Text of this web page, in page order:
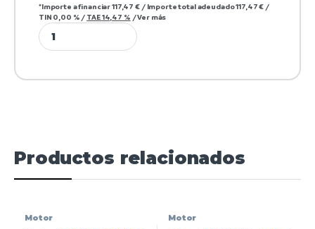
*Importe a financiar117,47 € / Importe total adeudado117,47 € /
TIN 0,00 % / TAE14,47 % /Ver más
Productos relacionados
Motor Motor